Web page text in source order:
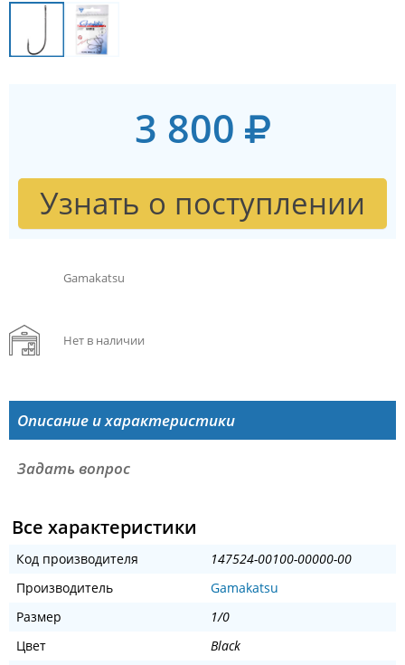
3 800
Узнать о поступлении
Gamakatsu
Нет в наличии
Описание и характеристики
Задать вопрос
Все характеристики
Код производителя
147524-00100-00000-00
Производитель
Gamakatsu
Размер
1/0
Цвет
Black